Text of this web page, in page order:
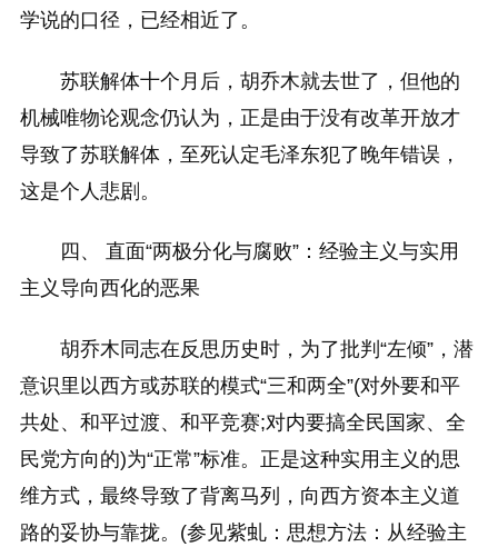
学说的口径，已经相近了。
苏联解体十个月后，胡乔木就去世了，但他的
机械唯物论观念仍认为，正是由于没有改革开放才
导致了苏联解体，至死认定毛泽东犯了晚年错误，
这是个人悲剧。
四、 直面“两极分化与腐败”：经验主义与实用
主义导向西化的恶果
胡乔木同志在反思历史时，为了批判“左倾”，潜
意识里以西方或苏联的模式“三和两全”(对外要和平
共处、和平过渡、和平竞赛;对内要搞全民国家、全
民党方向的)为“正常”标准。正是这种实用主义的思
维方式，最终导致了背离马列，向西方资本主义道
路的妥协与靠拢。(参见紫虬：思想方法：从经验主